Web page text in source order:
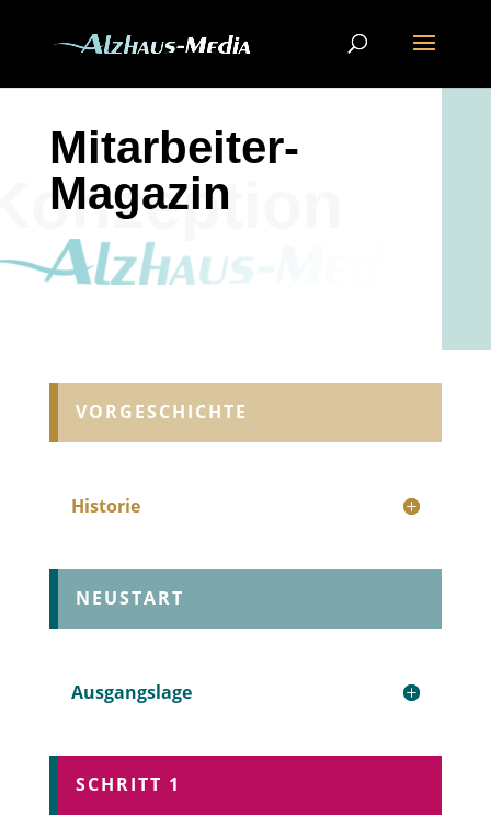
Mitarbeiter-
Magazin
VORGESCHICHTE
Historie
NEUSTART
Ausgangslage
SCHRITT 1